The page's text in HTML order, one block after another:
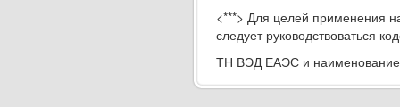
<***> Для целей применения
следует руководствоваться
ТН ВЭД ЕАЭС и